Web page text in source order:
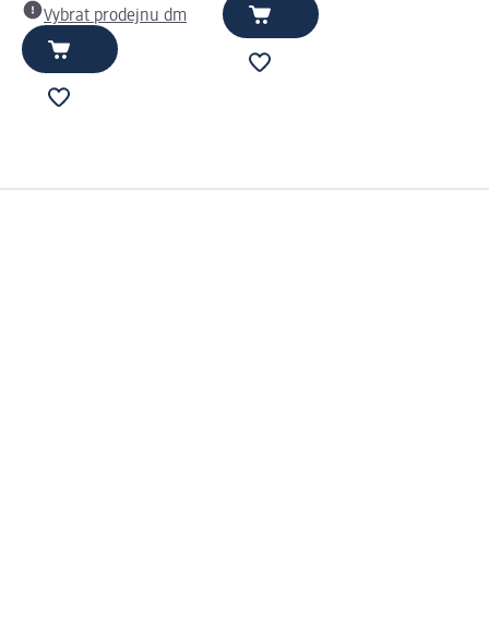
Vybrat prodejnu dm